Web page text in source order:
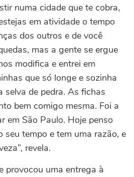
numa cidade que te cobra,
em atividade o tempo
dos outros e de você
mas a gente se ergue
modifica e entrei em
que só longe e sozinha
selva de pedra. As fichas
bem comigo mesma. Foi a
em São Paulo. Hoje penso
seu tempo e tem uma razão, e
revela.
provocou uma entrega à